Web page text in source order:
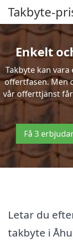
Takbyte-
Enkelt
Takbyte kan
offertfasen. Men
vår offerttjänst
Få 3
Letar du
takbyte i